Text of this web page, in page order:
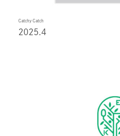
Catchy Catch
2025.4